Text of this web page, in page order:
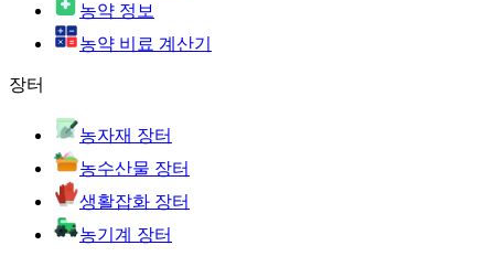
농약 정보
농약 비료 계산기
장터
농자재 장터
농수산물 장터
생활잡화 장터
농기계 장터